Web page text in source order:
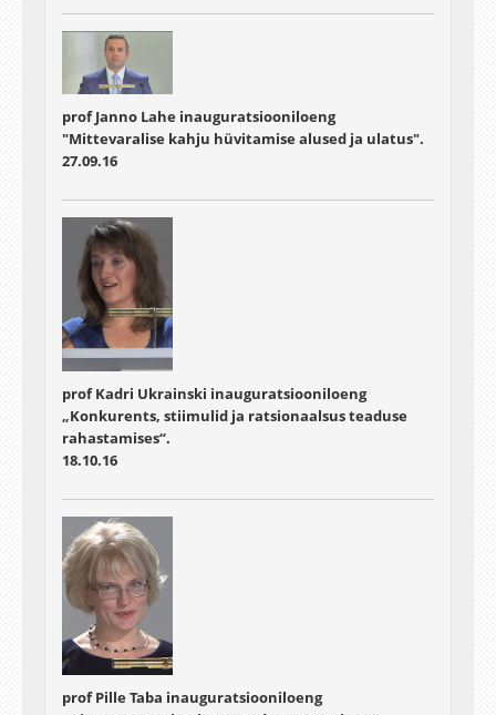
prof Janno Lahe inauguratsiooniloeng
"Mittevaralise kahju hüvitamise alused ja ulatus".
27.09.16
prof Kadri Ukrainski inauguratsiooniloeng
„Konkurents, stiimulid ja ratsionaalsus teaduse
rahastamises“.
18.10.16
prof Pille Taba inauguratsiooniloeng